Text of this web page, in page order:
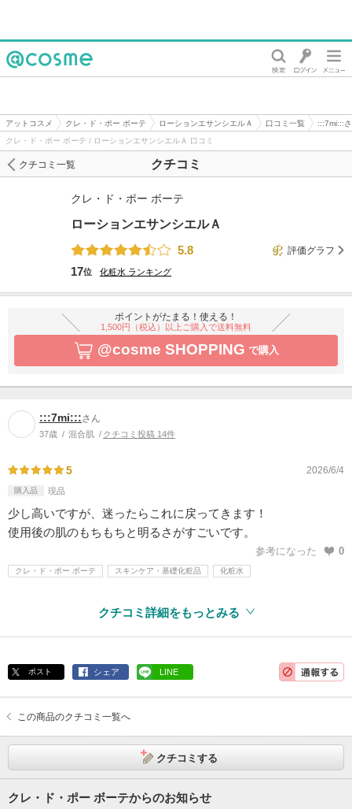
アットコスメ クレ・ド・ポー ボーテ ローションエサンシエルＡ 口コミ一覧
:::7mi:::
クレ・ド・ポー ボーテ / ローションエサンシエルＡ 口コミ
クチコミ
クチコミ一覧
クレ・ド・ポー ボーテ
ローションエサンシエルＡ
5.8
評価グラフ
17位 化粧水 ランキング
ポイントがたまる！使える！
1,500円（税込）以上ご購入で送料無料
@cosme SHOPPING で購入
:::7mi:::さん
37歳 混合肌 クチコミ投稿 14件
5 2026/6/4
購入品 現品
少し高いですが、迷ったらこれに戻ってきます！
使用後の肌のもちもちと明るさがすごいです。
参考になった 0
クレ・ド・ポー ボーテ スキンケア・基礎化粧品 化粧水
クチコミ詳細をもっとみる
ポスト シェア LINE
この商品のクチコミ一覧へ
クチコミする
クレ・ド・ポー ボーテからのお知らせ